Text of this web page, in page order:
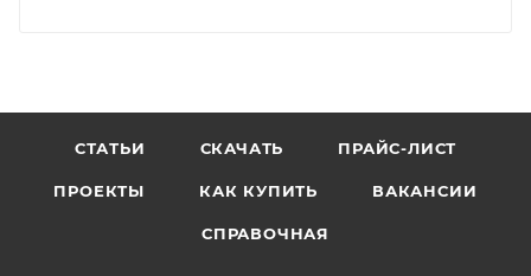
СТАТЬИ СКАЧАТЬ ПРАЙС-ЛИСТ
ПРОЕКТЫ КАК КУПИТЬ ВАКАНСИИ
СПРАВОЧНАЯ